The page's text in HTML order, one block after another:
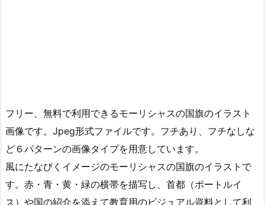
フリー、無料で利用できるモーリシャスの国旗のイラスト
画像です。Jpeg形式ファイルです。フチあり、フチなしな
ど６パターンの画像タイプを用意しています。
風にたなびくイメージのモーリシャスの国旗のイラストで
す。赤・青・黄・緑の横帯を描写し、首都（ポートルイ
ス）や国の紹介を添えて教育用のビジュアル資料として利